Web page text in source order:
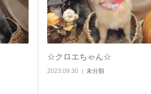
☆クロエちゃん☆
2023.09.30 未分類